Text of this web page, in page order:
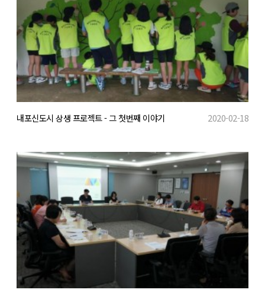
내포신도시 상생 프로젝트 - 그 첫번째 이야기 2020-02-18